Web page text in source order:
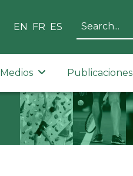
EN FR ES
Medios Publicaciones